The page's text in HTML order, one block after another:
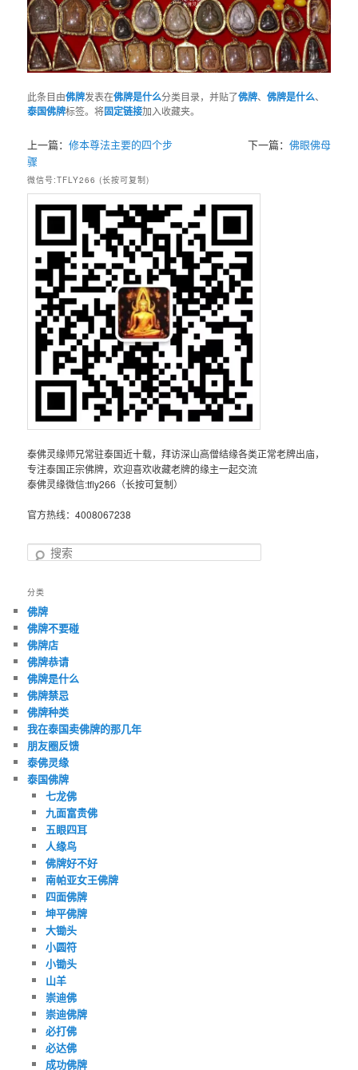
此条目由佛牌发表在佛牌是什么分类目录，并贴了佛牌、佛牌是什么、
泰国佛牌标签。将固定链接加入收藏夹。
上一篇：修本尊法主要的四个步
骤
下一篇： 佛眼佛母
微信号:TFLY266 (长按可复制)
泰佛灵缘师兄常驻泰国近十载，拜访深山高僧结缘各类正常老牌出庙，
专注泰国正宗佛牌，欢迎喜欢收藏老牌的缘主一起交流
泰佛灵缘微信:tfly266（长按可复制）
官方热线：4008067238
搜
分类
佛牌
佛牌不要碰
佛牌店
佛牌恭请
佛牌是什么
佛牌禁忌
佛牌种类
我在泰国卖佛牌的那几年
朋友圈反馈
泰佛灵缘
泰国佛牌
七龙佛
九面富贵佛
五眼四耳
人缘鸟
佛牌好不好
南帕亚女王佛牌
四面佛牌
坤平佛牌
大锄头
小圆符
小锄头
山羊
崇迪佛
崇迪佛牌
必打佛
必达佛
成功佛牌